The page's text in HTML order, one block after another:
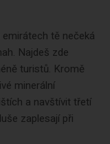
tě nečeká
Najdeš zde
turistů. Kromě
minerální
a navštívit třetí
zaplesají při